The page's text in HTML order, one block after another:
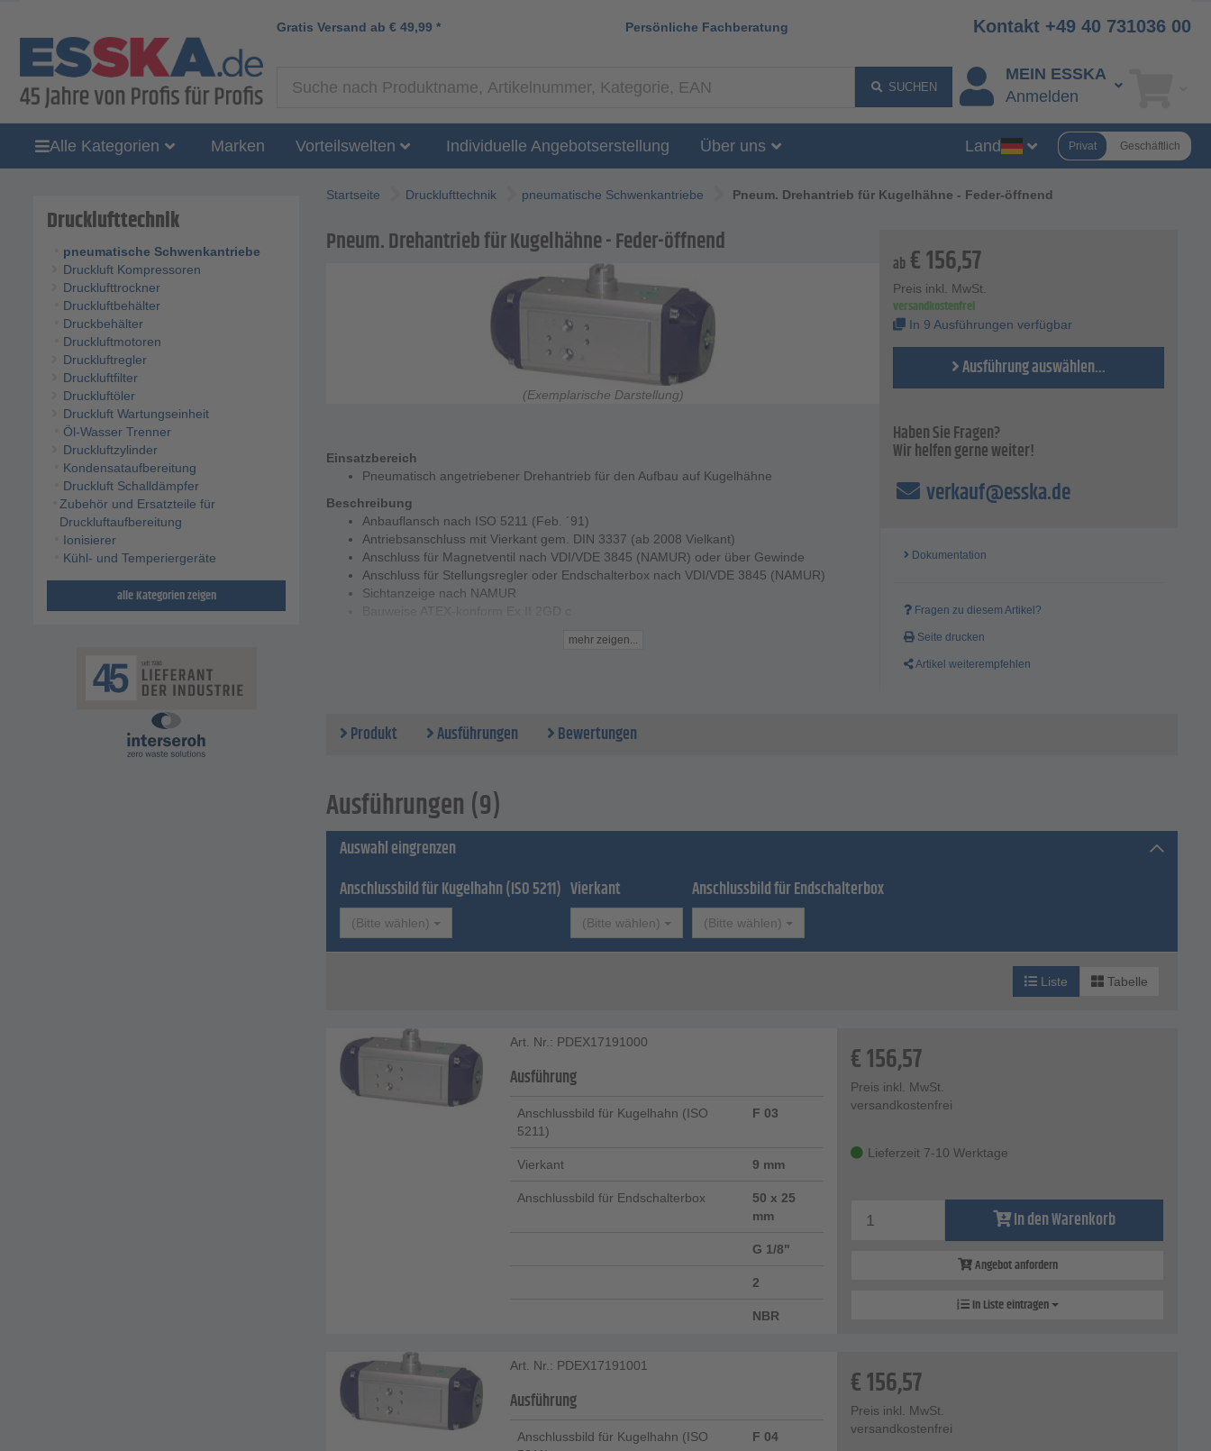
Gratis Versand ab € 49,99 * Persönliche Fachberatung Kontakt +49 40 731036 00
SUCHEN
MEIN ESSKA
Anmelden
Alle Kategorien Marken Vorteilswelten Individuelle Angebotserstellung Über uns Land Privat Geschäftlich
Drucklufttechnik
pneumatische Schwenkantriebe
Druckluft Kompressoren
Drucklufttrockner
Druckluftbehälter
Druckbehälter
Druckluftmotoren
Druckluftregler
Druckluftfilter
Druckluftöler
Druckluft Wartungseinheit
Öl-Wasser Trenner
Druckluftzylinder
Kondensataufbereitung
Druckluft Schalldämpfer
Zubehör und Ersatzteile für
Druckluftaufbereitung
Ionisierer
Kühl- und Temperiergeräte
alle Kategorien zeigen
Startseite Drucklufttechnik pneumatische Schwenkantriebe Pneum. Drehantrieb für Kugelhähne - Feder-öffnend
Pneum. Drehantrieb für Kugelhähne - Feder-öffnend
(Exemplarische Darstellung)
Einsatzbereich
Pneumatisch angetriebener Drehantrieb für den Aufbau auf Kugelhähne
Beschreibung
Anbauflansch nach ISO 5211 (Feb. ´91)
Antriebsanschluss mit Vierkant gem. DIN 3337 (ab 2008 Vielkant)
Anschluss für Magnetventil nach VDI/VDE 3845 (NAMUR) oder über Gewinde
Anschluss für Stellungsregler oder Endschalterbox nach VDI/VDE 3845 (NAMUR)
Sichtanzeige nach NAMUR
Temperaturbereich - -20°C bis max. +80°C
Steuerdruck - 6 - 10 bar
mehr zeigen...
ab €156,57
Preis inkl. MwSt.
versandkostenfrei
In 9 Ausführungen verfügbar
Ausführung auswählen...
Haben Sie Fragen?
Wir helfen gerne weiter!
verkauf@esska.de
Dokumentation
Fragen zu diesem Artikel?
Seite drucken
Artikel weiterempfehlen
Produkt Ausführungen Bewertungen
Ausführungen (9)
Auswahl eingrenzen
Anschlussbild für Kugelhahn (ISO 5211)
(Bitte wählen)
Vierkant
(Bitte wählen)
Anschlussbild für Endschalterbox
(Bitte wählen)
Liste Tabelle
Art. Nr.: PDEX17191000
Ausführung
Anschlussbild für Kugelhahn (ISO
5211)
F 03
Vierkant 9 mm
Anschlussbild für Endschalterbox
50 x 25
mm
G 1/8"
2
NBR
€156,57
Preis inkl. MwSt.
versandkostenfrei
Lieferzeit 7-10 Werktage
In den Warenkorb
Angebot anfordern
In Liste eintragen
Art. Nr.: PDEX17191001
Ausführung
Anschlussbild für Kugelhahn (ISO
F 04
€156,57
Preis inkl. MwSt.
versandkostenfrei